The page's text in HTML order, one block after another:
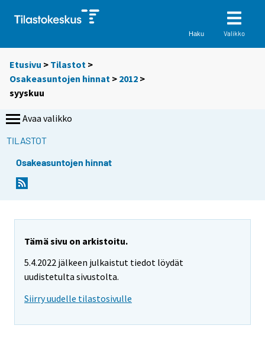
Haku Valikko
Etusivu > Tilastot >
Osakeasuntojen hinnat > 2012 >
syyskuu
Avaa valikko
TILASTOT
Osakeasuntojen hinnat
Tämä sivu on arkistoitu.
5.4.2022 jälkeen julkaistut tiedot löydät
uudistetulta sivustolta.
Siirry uudelle tilastosivulle